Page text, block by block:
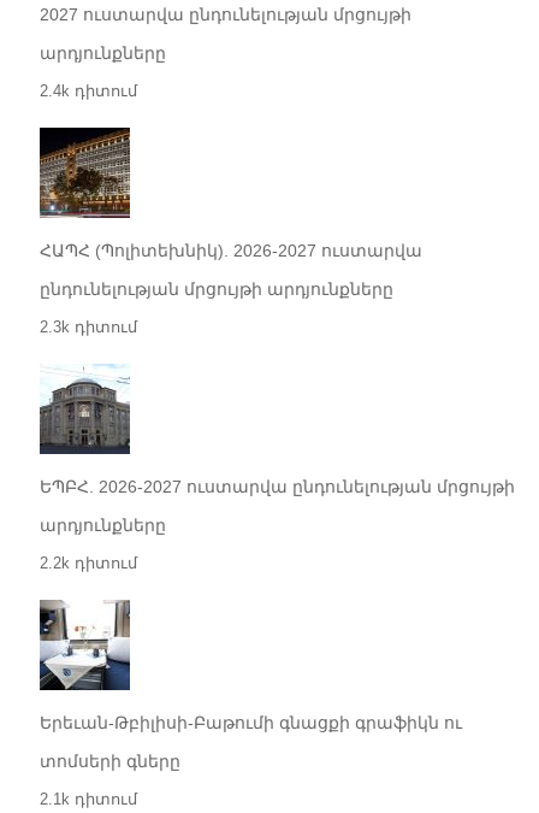
2027 ուստարվա ընդունելության մրցույթի
արդյունքները
2.4k դիտում
ՀԱՊՀ (Պոլիտեխնիկ). 2026-2027 ուստարվա
ընդունելության մրցույթի արդյունքները
2.3k դիտում
ԵՊԲՀ. 2026-2027 ուստարվա ընդունելության մրցույթի
արդյունքները
2.2k դիտում
Երեւան-Թբիլիսի-Բաթումի գնացքի գրաֆիկն ու
տոմսերի գները
2.1k դիտում